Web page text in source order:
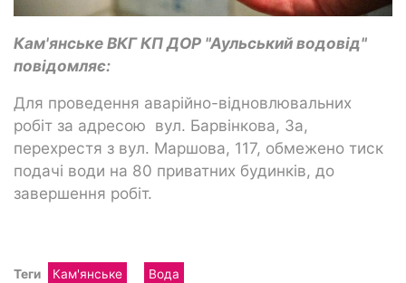
Кам'янське ВКГ КП ДОР "Аульський водовід"
повідомляє:
Для проведення аварійно-відновлювальних
робіт за адресою вул. Барвінкова, 3а,
перехрестя з вул. Маршова, 117, обмежено тиск
подачі води на 80 приватних будинків, до
завершення робіт.
Теги Кам'янське Вода